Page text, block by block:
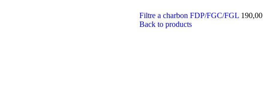
Filtre a charbon FDP/FGC/FGL 190,00
Back to products